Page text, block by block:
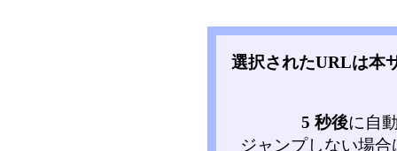
選択されたURLは本
5 秒後に自
ジャンプしない場